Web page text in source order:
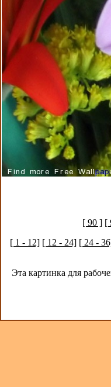
[ 90 ] [
[ 1 - 12] [ 12 - 24] [ 24 -
Эта картинка для